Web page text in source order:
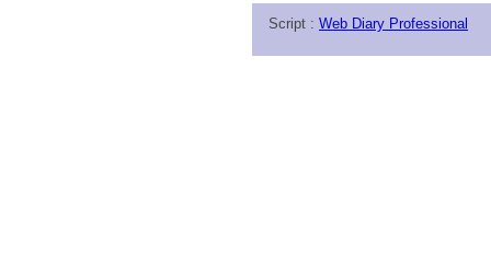
Script : Web Diary Professional